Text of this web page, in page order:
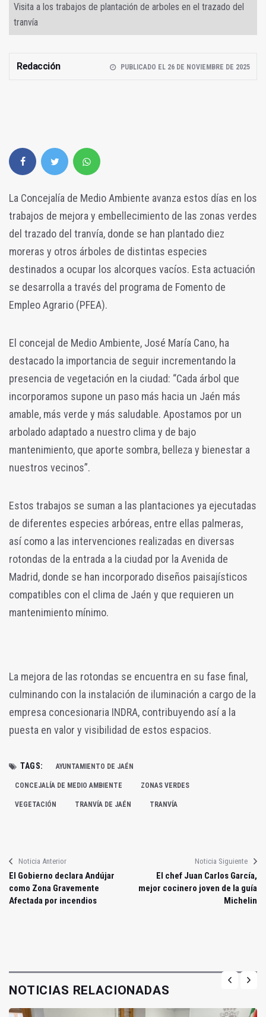
Visita a los trabajos de plantación de arboles en el trazado del
tranvía
Redacción PUBLICADO EL 26 DE NOVIEMBRE DE 2025
La Concejalía de Medio Ambiente avanza estos días en los
trabajos de mejora y embellecimiento de las zonas verdes
del trazado del tranvía, donde se han plantado diez
moreras y otros árboles de distintas especies
destinados a ocupar los alcorques vacíos. Esta actuación
se desarrolla a través del programa de Fomento de
Empleo Agrario (PFEA).
El concejal de Medio Ambiente, José María Cano, ha
destacado la importancia de seguir incrementando la
presencia de vegetación en la ciudad: “Cada árbol que
incorporamos supone un paso más hacia un Jaén más
amable, más verde y más saludable. Apostamos por un
arbolado adaptado a nuestro clima y de bajo
mantenimiento, que aporte sombra, belleza y bienestar a
nuestros vecinos”.
Estos trabajos se suman a las plantaciones ya ejecutadas
de diferentes especies arbóreas, entre ellas palmeras,
así como a las intervenciones realizadas en diversas
rotondas de la entrada a la ciudad por la Avenida de
Madrid, donde se han incorporado diseños paisajísticos
compatibles con el clima de Jaén y que requieren un
mantenimiento mínimo.
La mejora de las rotondas se encuentra en su fase final,
culminando con la instalación de iluminación a cargo de la
empresa concesionaria INDRA, contribuyendo así a la
puesta en valor y visibilidad de estos espacios.
TAGS: AYUNTAMIENTO DE JAÉN
CONCEJALÍA DE MEDIO AMBIENTE ZONAS VERDES
VEGETACIÓN TRANVÍA DE JAÉN TRANVÍA
Noticia Anterior
El Gobierno declara Andújar
como Zona Gravemente
Afectada por incendios
Noticia Siguiente
El chef Juan Carlos García,
mejor cocinero joven de la guía
Michelin
NOTICIAS RELACIONADAS